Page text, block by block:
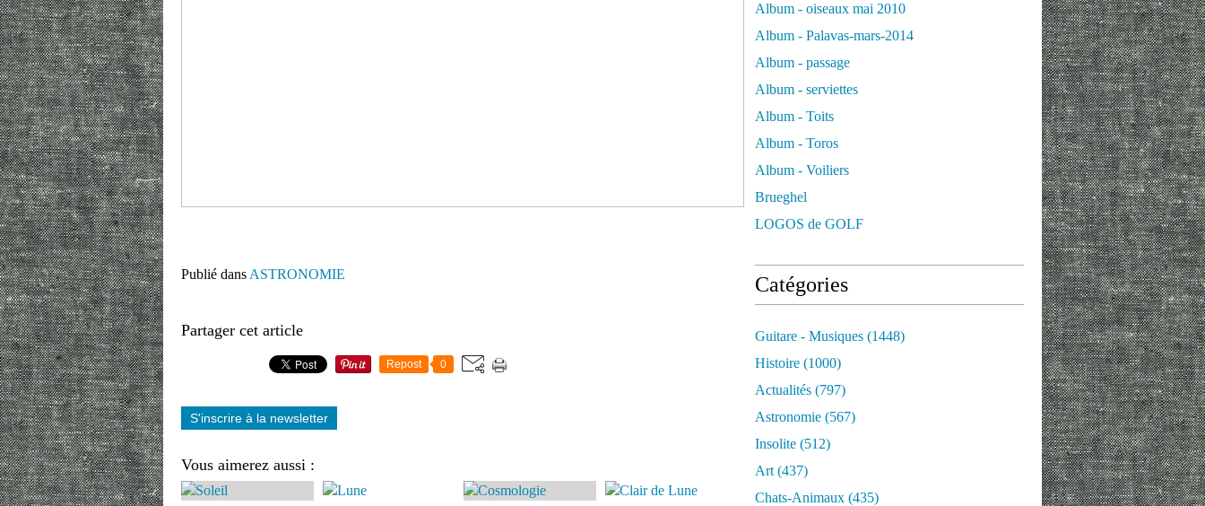
Publié dans ASTRONOMIE
Partager cet article
Repost 0
S'inscrire à la newsletter
Vous aimerez aussi :
Album - oiseaux mai 2010
Album - Palavas-mars-2014
Album - passage
Album - serviettes
Album - Toits
Album - Toros
Album - Voiliers
Brueghel
LOGOS de GOLF
Catégories
Guitare - Musiques (1448)
Histoire (1000)
Actualités (797)
Astronomie (567)
Insolite (512)
Art (437)
Chats-Animaux (435)